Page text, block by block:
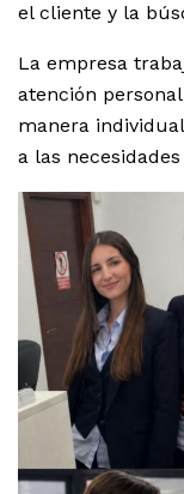
el cliente y la
La empresa
atención
manera
a las